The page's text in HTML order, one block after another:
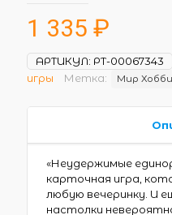
1 335 ₽
АРТИКУЛ: РТ-00067343
игры
Метка: Мир Хобби
«Неудержимые
карточная игра,
любую вечеринку. И
настолки